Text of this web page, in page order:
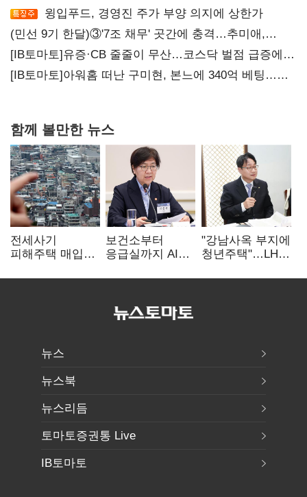
윙입푸드, 경영진 주가 부양 의지에 상한가
(민선 9기 한달)③'7조 채무' 곳간에 충격…추미애,
20년만에 '비상재정' 선언 승부수
[IB토마토]유증·CB 줄줄이 무산…코스닥 벌점 급증에
상폐 압박
[IB토마토]아워홈 떠난 구미현, 본느에 340억 베팅…
함께 볼만한 뉴스
전세사기
피해주택 매입
누적 피해자
보건소부터
응급실까지 AI
혁신 본격화
"강남사옥 부지에
청년주택"…LH도
뉴스
뉴스북
뉴스리듬
토마토증권통 Live
IB토마토